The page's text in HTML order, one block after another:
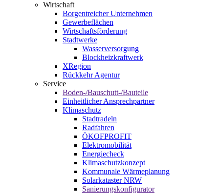
Wirtschaft
Borgentreicher Unternehmen
Gewerbeflächen
Wirtschaftsförderung
Stadtwerke
Wasserversorgung
Blockheizkraftwerk
XRegion
Rückkehr Agentur
Service
Boden-/Bauschutt-/Bauteile
Einheitlicher Ansprechpartner
Klimaschutz
Stadtradeln
Radfahren
ÖKOFPROFIT
Elektromobilität
Energiecheck
Klimaschutzkonzept
Kommunale Wärmeplanung
Solarkataster NRW
Sanierungskonfigurator